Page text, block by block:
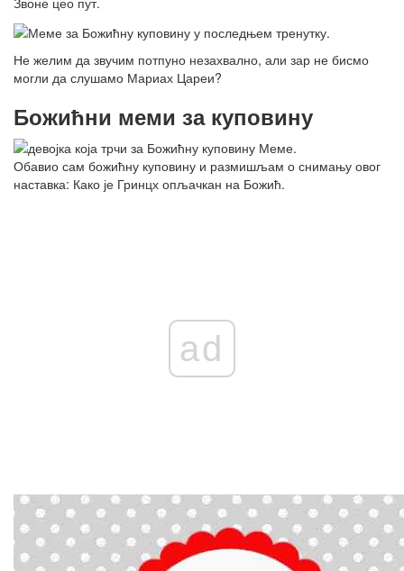
Не желим да звучим потпуно незахвално, али зар не бисмо
могли да слушамо Мариах Цареи?
Божићни меми за куповину
Обавио сам божићну куповину и размишљам о снимању овог
наставка: Како је Гринцх опљачкан на Божић.
ad